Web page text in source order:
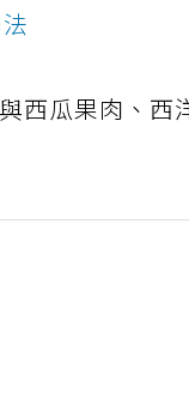
西瓜果肉、西